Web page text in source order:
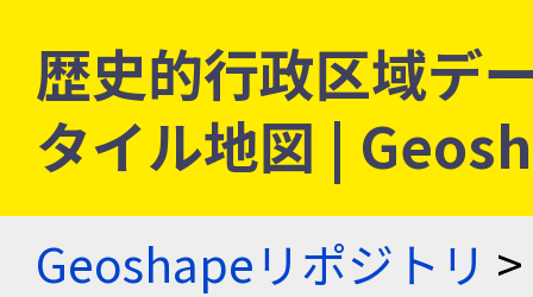
歴史的行政区域デ
タイル地図 |
Geoshapeリポジトリ >